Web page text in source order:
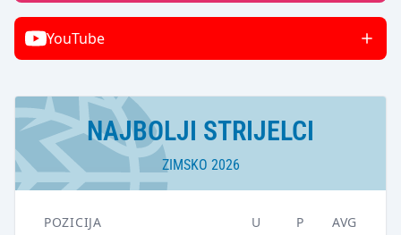
YouTube
NAJBOLJI STRIJELCI
ZIMSKO 2026
POZICIJA U P AVG